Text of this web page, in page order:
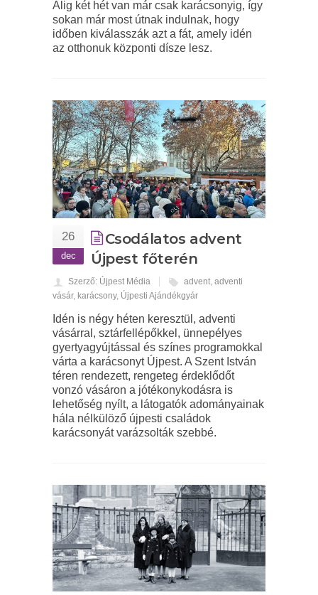
Alig két hét van már csak karácsonyig, így
sokan már most útnak indulnak, hogy
időben kiválasszák azt a fát, amely idén
az otthonuk központi dísze lesz.
26
dec
Csodálatos advent
Újpest főterén
Szerző: Újpest Média advent, adventi
vásár, karácsony, Újpesti Ajándékgyár
Idén is négy héten keresztül, adventi
vásárral, sztárfellépőkkel, ünnepélyes
gyertyagyújtással és színes programokkal
várta a karácsonyt Újpest. A Szent István
téren rendezett, rengeteg érdeklődőt
vonzó vásáron a jótékonykodásra is
lehetőség nyílt, a látogatók adományainak
hála nélkülöző újpesti családok
karácsonyát varázsolták szebbé.